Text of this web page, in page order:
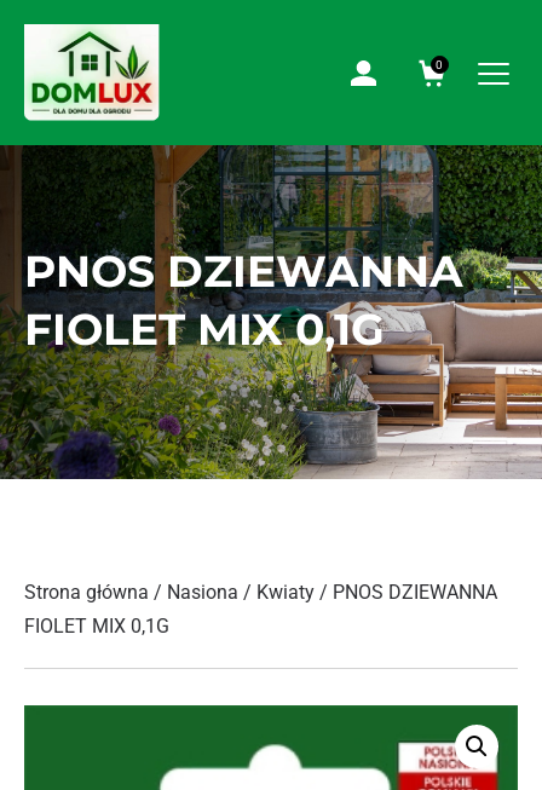
0
PNOS DZIEWANNA
FIOLET MIX 0,1G
Strona główna / Nasiona / Kwiaty / PNOS DZIEWANNA
FIOLET MIX 0,1G